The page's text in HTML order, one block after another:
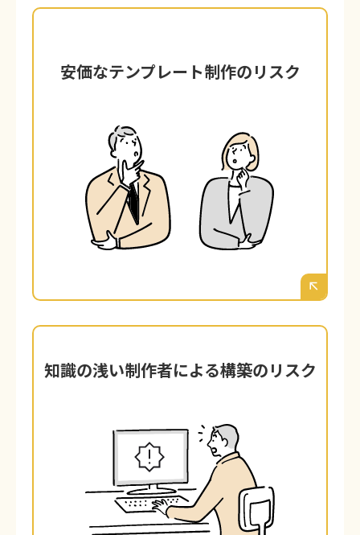
安価なテンプレート制作のリスク
数万円で購入できる「デザインテンプレー
ト」をそのまま当てはめるだけの制作で
す。一見きれいに見えますが、渋谷区の競
合他社とデザインが酷似したり、不要な機
能が多すぎてサイトが重くなったり、カス
タマイズが一切できず、結局「安物買いの
知識の浅い制作者による構築のリスク
知識の浅い制作者による構築のリスク
WordPressのインストール自体は簡単で
す。しかし、その裏側にあるセキュリテ
ィ、サーバー、データベース、SEOの専門
知識を持たないまま構築されたサイトは、